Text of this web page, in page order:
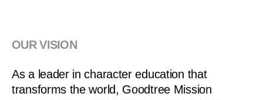
OUR VISION
As a leader in character education that
transforms the world, Goodtree Mission